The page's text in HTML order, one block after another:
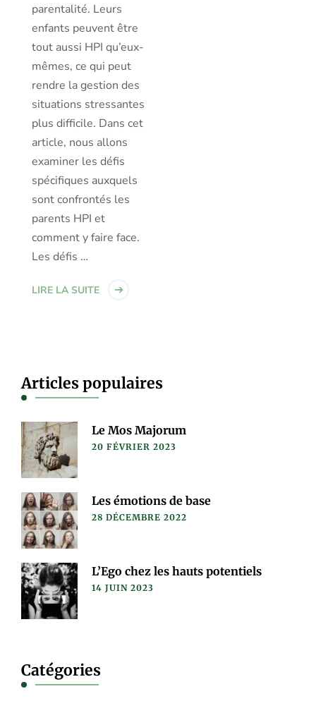
parentalité. Leurs
enfants peuvent être
tout aussi HPI qu’eux-
mêmes, ce qui peut
rendre la gestion des
situations stressantes
plus difficile. Dans cet
article, nous allons
examiner les défis
spécifiques auxquels
sont confrontés les
parents HPI et
comment y faire face.
Les défis …
LIRE LA SUITE
Articles populaires
Le Mos Majorum
20 FÉVRIER 2023
Les émotions de base
28 DÉCEMBRE 2022
L’Ego chez les hauts potentiels
14 JUIN 2023
Catégories